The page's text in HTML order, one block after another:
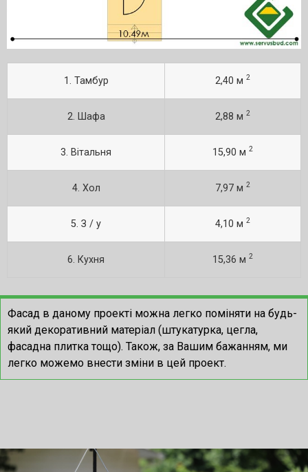
1. Тамбур 2,40 м 2
2. Шафа 2,88 м 2
3. Вітальня 15,90 м 2
4. Хол 7,97 м 2
5. З / у 4,10 м 2
6. Кухня 15,36 м 2
Фасад в даному проекті можна легко поміняти на будь-
який декоративний матеріал (штукатурка, цегла,
фасадна плитка тощо). Також, за Вашим бажанням, ми
легко можемо внести зміни в цей проект.